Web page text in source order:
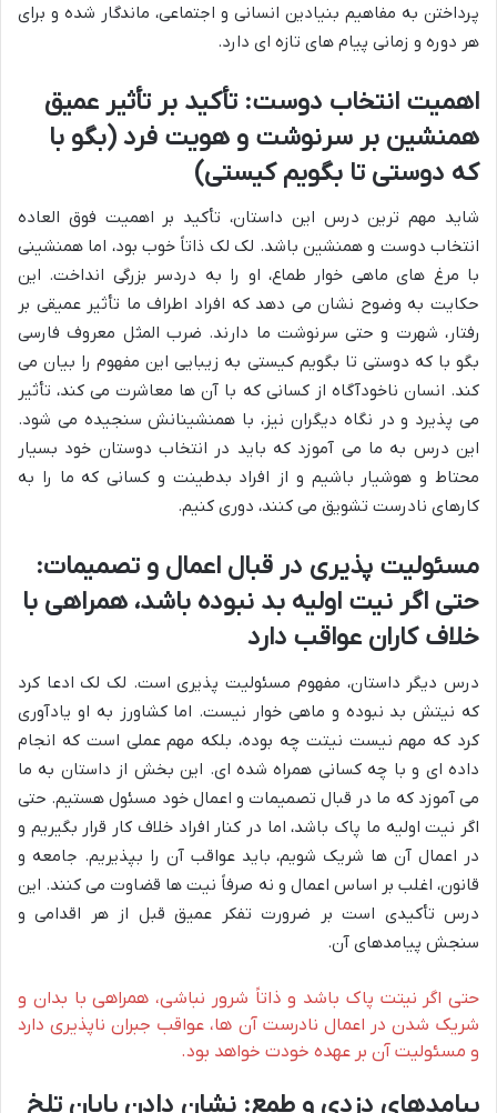
پرداختن به مفاهیم بنیادین انسانی و اجتماعی، ماندگار شده و برای
هر دوره و زمانی پیام های تازه ای دارد.
اهمیت انتخاب دوست: تأکید بر تأثیر عمیق
همنشین بر سرنوشت و هویت فرد (بگو با
که دوستی تا بگویم کیستی)
شاید مهم ترین درس این داستان، تأکید بر اهمیت فوق العاده
انتخاب دوست و همنشین باشد. لک لک ذاتاً خوب بود، اما همنشینی
با مرغ های ماهی خوار طماع، او را به دردسر بزرگی انداخت. این
حکایت به وضوح نشان می دهد که افراد اطراف ما تأثیر عمیقی بر
رفتار، شهرت و حتی سرنوشت ما دارند. ضرب المثل معروف فارسی
بگو با که دوستی تا بگویم کیستی به زیبایی این مفهوم را بیان می
کند. انسان ناخودآگاه از کسانی که با آن ها معاشرت می کند، تأثیر
می پذیرد و در نگاه دیگران نیز، با همنشینانش سنجیده می شود.
این درس به ما می آموزد که باید در انتخاب دوستان خود بسیار
محتاط و هوشیار باشیم و از افراد بدطینت و کسانی که ما را به
کارهای نادرست تشویق می کنند، دوری کنیم.
مسئولیت پذیری در قبال اعمال و تصمیمات:
حتی اگر نیت اولیه بد نبوده باشد، همراهی با
خلاف کاران عواقب دارد
درس دیگر داستان، مفهوم مسئولیت پذیری است. لک لک ادعا کرد
که نیتش بد نبوده و ماهی خوار نیست. اما کشاورز به او یادآوری
کرد که مهم نیست نیتت چه بوده، بلکه مهم عملی است که انجام
داده ای و با چه کسانی همراه شده ای. این بخش از داستان به ما
می آموزد که ما در قبال تصمیمات و اعمال خود مسئول هستیم. حتی
اگر نیت اولیه ما پاک باشد، اما در کنار افراد خلاف کار قرار بگیریم و
در اعمال آن ها شریک شویم، باید عواقب آن را بپذیریم. جامعه و
قانون، اغلب بر اساس اعمال و نه صرفاً نیت ها قضاوت می کنند. این
درس تأکیدی است بر ضرورت تفکر عمیق قبل از هر اقدامی و
سنجش پیامدهای آن.
حتی اگر نیتت پاک باشد و ذاتاً شرور نباشی، همراهی با بدان و
شریک شدن در اعمال نادرست آن ها، عواقب جبران ناپذیری دارد
و مسئولیت آن بر عهده خودت خواهد بود.
پیامدهای دزدی و طمع: نشان دادن پایان تلخ